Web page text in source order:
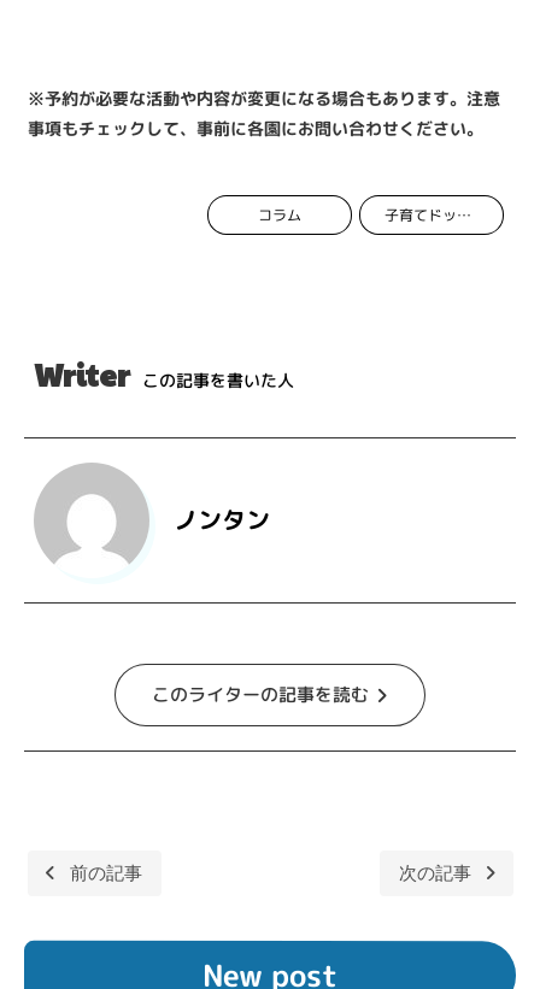
※予約が必要な活動や内容が変更になる場合もあります。注意
事項もチェックして、事前に各園にお問い合わせください。
コラム 子育てドットコム
Writer この記事を書いた人
ノンタン
このライターの記事を読む
稿
前の記事 次の記事
New post